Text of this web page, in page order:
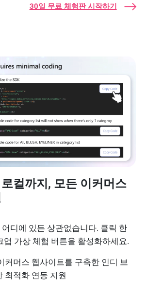
30일 무료 체험판 시작하기
컬까지, 모든 이커머스
디에 있든 상관없습니다. 클릭 한
업 가상 체험 버튼을 활성화하세요.
커머스 웹사이트를 구축한 인디 브
최적화 연동 지원